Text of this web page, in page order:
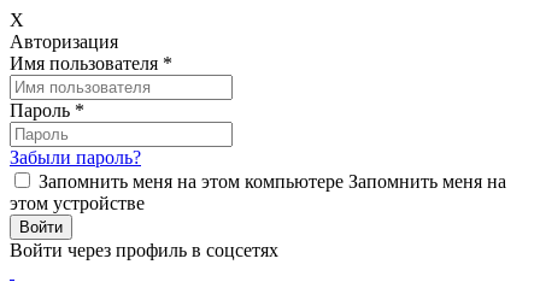
X
Авторизация
Имя пользователя *
Пароль *
Забыли пароль?
Запомнить меня на этом компьютере Запомнить меня на
этом устройстве
Войти через профиль в соцсетях